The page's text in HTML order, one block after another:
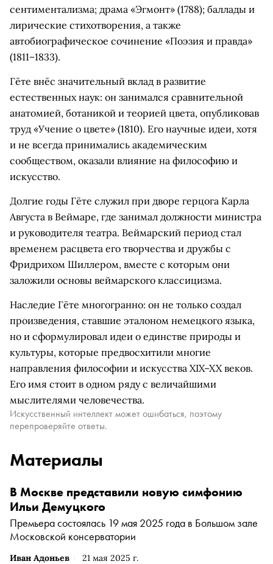
сентиментализма; драма «Эгмонт» (1788); баллады и
лирические стихотворения, а также
автобиографическое сочинение «Поэзия и правда»
(1811–1833).
Гёте внёс значительный вклад в развитие
естественных наук: он занимался сравнительной
анатомией, ботаникой и теорией цвета, опубликовав
труд «Учение о цвете» (1810). Его научные идеи, хотя
и не всегда принимались академическим
сообществом, оказали влияние на философию и
искусство.
Долгие годы Гёте служил при дворе герцога Карла
Августа в Веймаре, где занимал должности министра
и руководителя театра. Веймарский период стал
временем расцвета его творчества и дружбы с
Фридрихом Шиллером, вместе с которым они
заложили основы веймарского классицизма.
Наследие Гёте многогранно: он не только создал
произведения, ставшие эталоном немецкого языка,
но и сформулировал идеи о единстве природы и
культуры, которые предвосхитили многие
направления философии и искусства XIX–XX веков.
Его имя стоит в одном ряду с величайшими
мыслителями человечества.
Искусственный интеллект может ошибаться, поэтому
перепроверяйте ответы.
Материалы
Иван Адоньев 21 мая 2025 г.
В Москве представили новую симфонию
Ильи Демуцкого
Премьера состоялась 19 мая 2025 года в Большом зале
Московской консерватории